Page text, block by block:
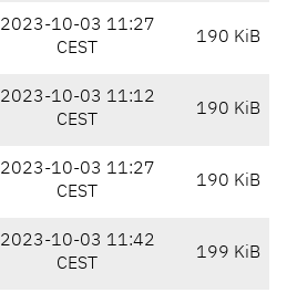
2023-10-03 11:27
CEST
190 KiB
2023-10-03 11:12
CEST
190 KiB
2023-10-03 11:27
CEST
190 KiB
2023-10-03 11:42
CEST
199 KiB